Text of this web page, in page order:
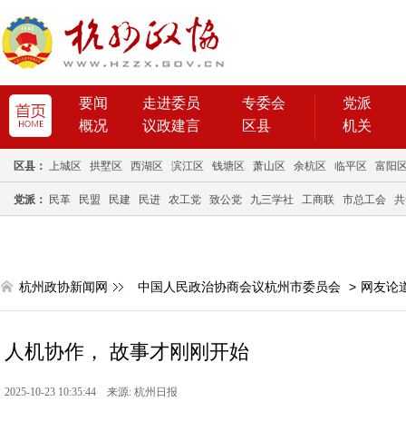
要闻 走进委员
专委会
概况
议政建言 区县
党派
机关
区县： 上城区 拱墅区 西湖区 滨江区 钱塘区 萧山区 余杭区 临平区 富阳
党派： 民革 民盟 民建 民进 农工党 致公党 九三学社 工商联 市总工会
杭州政协新闻网 中国人民政治协商会议杭州市委员会 > 网友论
人机协作， 故事才刚刚开始
2025-10-23 10:35:44 来源: 杭州日报